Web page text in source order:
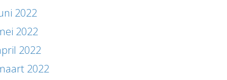
2022
2022
2022
2022